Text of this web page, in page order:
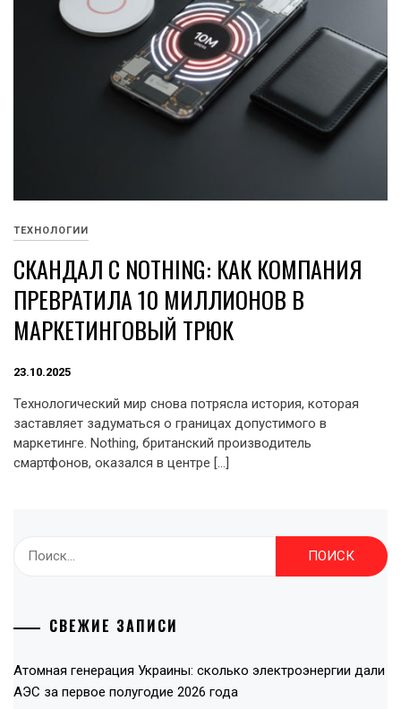
ТЕХНОЛОГИИ
СКАНДАЛ С NOTHING: КАК КОМПАНИЯ
ПРЕВРАТИЛА 10 МИЛЛИОНОВ В
МАРКЕТИНГОВЫЙ ТРЮК
23.10.2025
Технологический мир снова потрясла история, которая
заставляет задуматься о границах допустимого в
маркетинге. Nothing, британский производитель
смартфонов, оказался в центре […]
Найти:
СВЕЖИЕ ЗАПИСИ
Атомная генерация Украины: сколько электроэнергии дали
АЭС за первое полугодие 2026 года